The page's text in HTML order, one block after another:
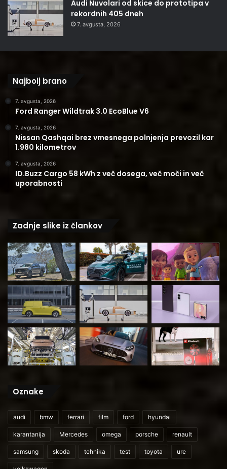
Audi Nuvolari od skice do prototipa v
rekordnih 405 dneh
7. avgusta, 2026
Najbolj brano
7. avgusta, 2026
Ford Ranger Wildtrak 3.0 EcoBlue V6
7. avgusta, 2026
Nissan Qashqai brez vmesnega polnjenja prevozil kar
1.980 kilometrov
7. avgusta, 2026
ID.Buzz Cargo 58 kWh z več dosega, več moči in več
uporabnosti
Zadnje slike iz člankov
Oznake
audi bmw ferrari film ford hyundai
karantanija Mercedes omega porsche renault
samsung skoda tehnika test toyota ure